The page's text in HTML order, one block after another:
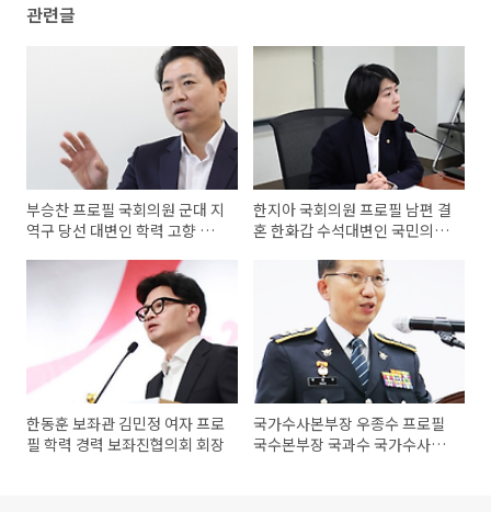
관련글
부승찬 프로필 국회의원 군대 지
역구 당선 대변인 학력 고향 재
한지아 국회의원 프로필 남편 결
혼 한화갑 수석대변인 국민의힘
한동훈 보좌관 김민정 여자 프로
필 학력 경력 보좌진협의회 회장
국가수사본부장 우종수 프로필
국수본부장 국과수 국가수사본